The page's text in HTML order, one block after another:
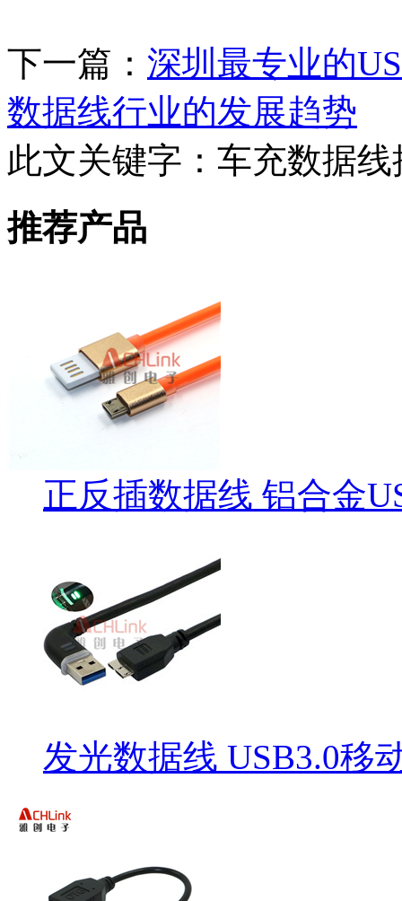
下一篇： 深圳最专业的
数据线行业的发展趋势
此文关键字： 车充数据
推荐产品
正反插数据线 铝合金
发光数据线 USB3.0移